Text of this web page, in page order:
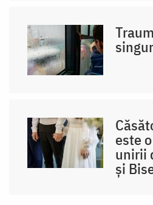
singur
este
unirii
și